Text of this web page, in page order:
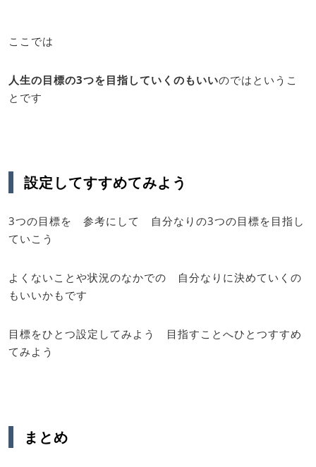
ここでは
人生の目標の3つを目指していくのもいいのではというこ
とです
設定してすすめてみよう
3つの目標を 参考にして 自分なりの3つの目標を目指し
ていこう
よくないことや状況のなかでの 自分なりに決めていくの
もいいかもです
目標をひとつ設定してみよう 目指すことへひとつすすめ
てみよう
まとめ